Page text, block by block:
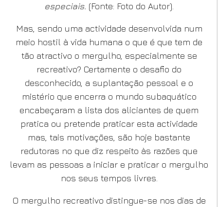
especiais. (Fonte: Foto do Autor).
Mas, sendo uma actividade desenvolvida num
meio hostil à vida humana o que é que tem de
tão atractivo o mergulho, especialmente se
recreativo? Certamente o desafio do
desconhecido, a suplantação pessoal e o
mistério que encerra o mundo subaquático
encabeçaram a lista dos aliciantes de quem
pratica ou pretende praticar esta actividade
mas, tais motivações, são hoje bastante
redutoras no que diz respeito às razões que
levam as pessoas a iniciar e praticar o mergulho
nos seus tempos livres.
O mergulho recreativo distingue-se nos dias de